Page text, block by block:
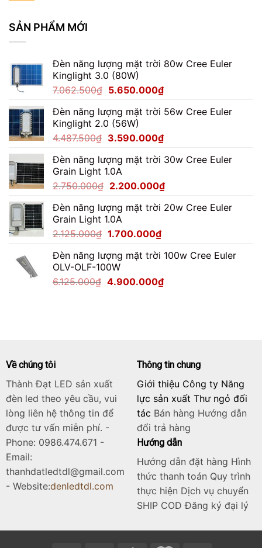
SẢN PHẨM MỚI
Đèn năng lượng mặt trời 80w Cree Euler
Kinglight 3.0 (80W)
7.062.500₫ Giá
là:
7.062.500₫.
5.650.000₫Giá
tại
5.650.000₫.
Đèn năng lượng mặt trời 56w Cree Euler
Kinglight 2.0 (56W)
4.487.500₫ Giá
là:
4.487.500₫.
3.590.000₫Giá
tại
3.590.000₫.
Đèn năng lượng mặt trời 30w Cree Euler
Grain Light 1.0A
2.750.000₫ Giá
là:
2.750.000₫.
2.200.000₫Giá
tại
Đèn năng lượng mặt trời 20w Cree Euler
Grain Light 1.0A
2.125.000₫ Giá
là:
2.125.000₫.
1.700.000₫Giá
tại
1.700.000₫.
Đèn năng lượng mặt trời 100w Cree Euler
OLV-OLF-100W
6.125.000₫ Giá
4.900.000₫Giá
Về chúng tôi
Thành Đạt LED sản xuất
đèn led theo yêu cầu, vui
lòng liên hệ thông tin để
được tư vấn miễn phí. -
Phone: 0986.474.671 -
Email:
thanhdatledtdl@gmail.com
- Website:denledtdl.com
Thông tin chung
Giới thiệu Công ty Năng
lực sản xuất Thư ngỏ đối
tác Bán hàng Hướng dẫn
đổi trả hàng
Hướng dẫn
Hướng dẫn đặt hàng Hình
thức thanh toán Quy trình
thực hiện Dịch vụ chuyển
SHIP COD Đăng ký đại lý